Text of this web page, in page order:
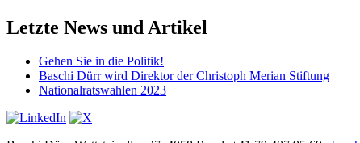
Letzte News und Artikel
Gehen Sie in die Politik!
Baschi Dürr wird Direktor der Christoph Merian Stiftung
Nationalratswahlen 2023